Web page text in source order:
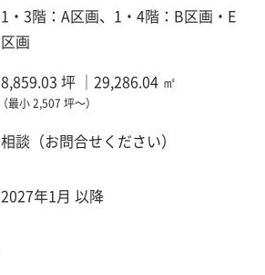
1・3階：A区画、1・4階：B区画・E
区画
8,859.03 坪 ｜29,286.04 ㎡
（最小 2,507 坪～）
相談（お問合せください）
2027年1月 以降